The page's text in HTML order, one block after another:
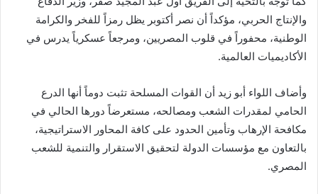
والإنتاج الحربي، مؤكداً أن نصر أكتوبر يظل رمزاً للفخر والكرامة
الوطنية، محفوراً في قلوب المصريين، ومرجعاً عسكرياً يدرس في
الأكاديميات العالمية.
وأضاف اللواء أبو زيد أن القوات المسلحة تثبت دوماً أنها الدرع
الحامي لمقدرات الشعب ومصالحه، مستعرضاً دورها الحالي في
مكافحة الإرهاب وتأمين الحدود على كافة المحاور الاستراتيجية،
بالتعاون مع مؤسسات الدولة لتحقيق الاستقرار والتنمية للشعب
المصري.